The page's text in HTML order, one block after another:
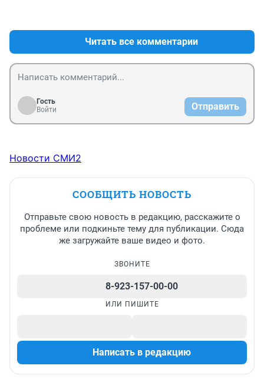
Читать все комментарии
Гость
Войти
Отправить
Новости СМИ2
СООБЩИТЬ НОВОСТЬ
Отправьте свою новость в редакцию, расскажите о
проблеме или подкиньте тему для публикации. Сюда
же загружайте ваше видео и фото.
ЗВОНИТЕ
8-923-157-00-00
ИЛИ ПИШИТЕ
Написать в редакцию